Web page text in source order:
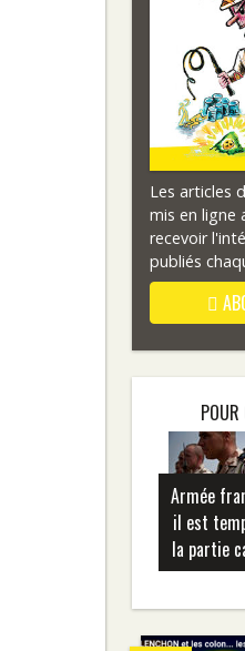
Les articles
mis en ligne
recevoir
publiés
POUR
Armée
il est
la partie